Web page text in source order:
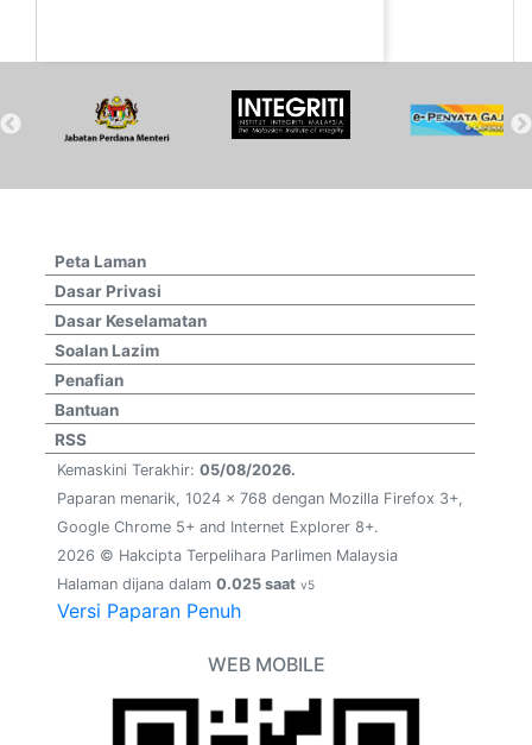
Peta Laman
Dasar Privasi
Dasar Keselamatan
Soalan Lazim
Penafian
Bantuan
RSS
Kemaskini Terakhir: 05/08/2026.
Paparan menarik, 1024 x 768 dengan Mozilla Firefox 3+,
Google Chrome 5+ and Internet Explorer 8+.
2026 © Hakcipta Terpelihara Parlimen Malaysia
Halaman dijana dalam 0.025 saat v5
Versi Paparan Penuh
WEB MOBILE